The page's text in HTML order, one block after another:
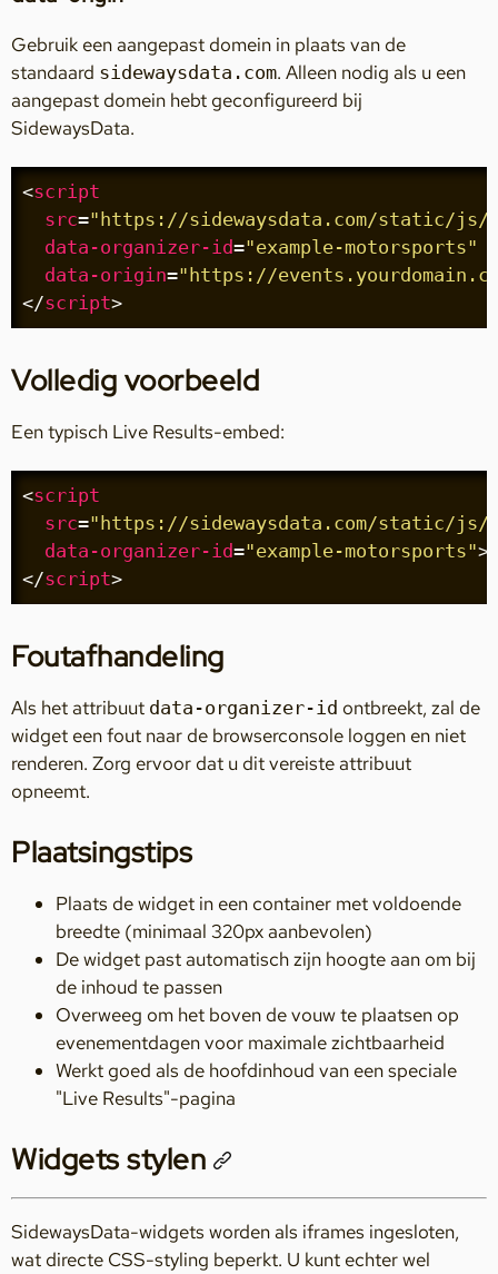
Gebruik een aangepast domein in plaats van de
standaard sidewaysdata.com. Alleen nodig als u een
aangepast domein hebt geconfigureerd bij
SidewaysData.
<script
src="https://sidewaysdata.com/static/js/
data-organizer-id="example-motorsports"
data-origin="https://
</script>
Volledig voorbeeld
Een typisch Live Results-embed:
<script
src="https://sidewaysdata.com/static/js/
data-organizer-id="example-motorsports">
</script>
Foutafhandeling
Als het attribuut data-organizer-id ontbreekt, zal de
widget een fout naar de browserconsole loggen en niet
renderen. Zorg ervoor dat u dit vereiste attribuut
opneemt.
Plaatsingstips
Plaats de widget in een container met voldoende
breedte (minimaal 320px aanbevolen)
De widget past automatisch zijn hoogte aan om bij
de inhoud te passen
Overweeg om het boven de vouw te plaatsen op
evenementdagen voor maximale zichtbaarheid
Werkt goed als de hoofdinhoud van een speciale
"Live Results"-pagina
Widgets stylen
SidewaysData-widgets worden als iframes ingesloten,
wat directe CSS-styling beperkt. U kunt echter wel